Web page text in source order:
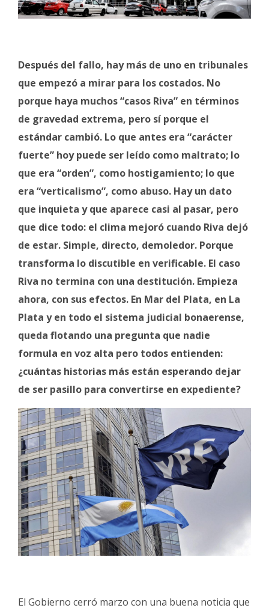
Después del fallo, hay más de uno en tribunales
que empezó a mirar para los costados. No
porque haya muchos “casos Riva” en términos
de gravedad extrema, pero sí porque el
estándar cambió. Lo que antes era “carácter
fuerte” hoy puede ser leído como maltrato; lo
que era “orden”, como hostigamiento; lo que
era “verticalismo”, como abuso. Hay un dato
que inquieta y que aparece casi al pasar, pero
que dice todo: el clima mejoró cuando Riva dejó
de estar. Simple, directo, demoledor. Porque
transforma lo discutible en verificable. El caso
Riva no termina con una destitución. Empieza
ahora, con sus efectos. En Mar del Plata, en La
Plata y en todo el sistema judicial bonaerense,
queda flotando una pregunta que nadie
formula en voz alta pero todos entienden:
¿cuántas historias más están esperando dejar
de ser pasillo para convertirse en expediente?
El Gobierno cerró marzo con una buena noticia que